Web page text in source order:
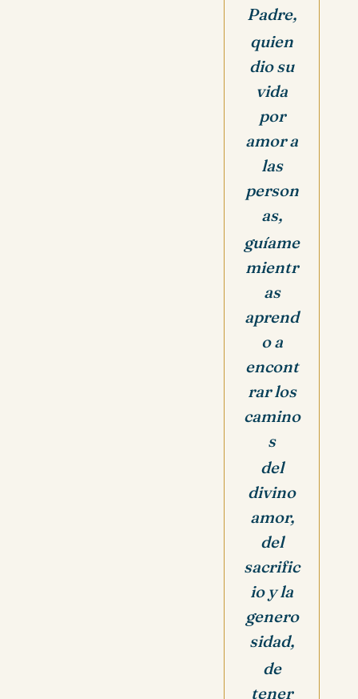
Padre,
quien
dio su
vida
por
amor a
las
person
as,
guíame
mientr
as
aprend
o a
encont
rar los
camino
s
del
divino
amor,
del
sacrific
io y la
genero
sidad,
de
tener